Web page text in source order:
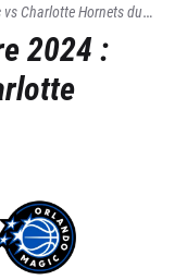
vsCharlotte Hornetsdu
2024 :